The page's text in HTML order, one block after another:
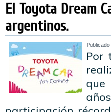
El Toyota Dream
argentinos.
Publicado
Por
que